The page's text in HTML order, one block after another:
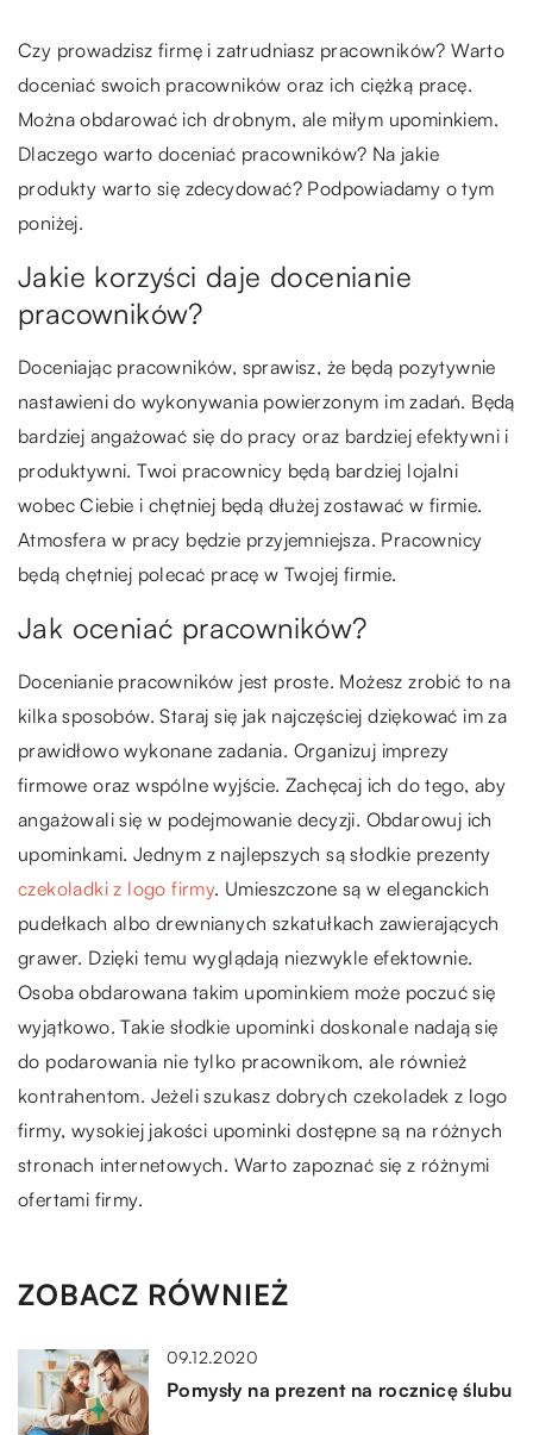
Czy prowadzisz firmę i zatrudniasz pracowników? Warto
doceniać swoich pracowników oraz ich ciężką pracę.
Można obdarować ich drobnym, ale miłym upominkiem.
Dlaczego warto doceniać pracowników? Na jakie
produkty warto się zdecydować? Podpowiadamy o tym
poniżej.
Jakie korzyści daje docenianie
pracowników?
Doceniając pracowników, sprawisz, że będą pozytywnie
nastawieni do wykonywania powierzonym im zadań. Będą
bardziej angażować się do pracy oraz bardziej efektywni i
produktywni. Twoi pracownicy będą bardziej lojalni
wobec Ciebie i chętniej będą dłużej zostawać w firmie.
Atmosfera w pracy będzie przyjemniejsza. Pracownicy
będą chętniej polecać pracę w Twojej firmie.
Jak oceniać pracowników?
Docenianie pracowników jest proste. Możesz zrobić to na
kilka sposobów. Staraj się jak najczęściej dziękować im za
prawidłowo wykonane zadania. Organizuj imprezy
firmowe oraz wspólne wyjście. Zachęcaj ich do tego, aby
angażowali się w podejmowanie decyzji. Obdarowuj ich
upominkami. Jednym z najlepszych są słodkie prezenty
czekoladki z logo firmy. Umieszczone są w eleganckich
pudełkach albo drewnianych szkatułkach zawierających
grawer. Dzięki temu wyglądają niezwykle efektownie.
Osoba obdarowana takim upominkiem może poczuć się
wyjątkowo. Takie słodkie upominki doskonale nadają się
do podarowania nie tylko pracownikom, ale również
kontrahentom. Jeżeli szukasz dobrych czekoladek z logo
firmy, wysokiej jakości upominki dostępne są na różnych
stronach internetowych. Warto zapoznać się z różnymi
ofertami firmy.
ZOBACZ RÓWNIEŻ
09.12.2020
Pomysły na prezent na rocznicę ślubu